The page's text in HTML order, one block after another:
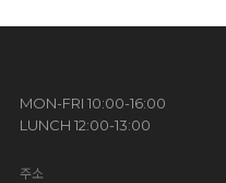
MON-FRI 10:00-16:00
LUNCH 12:00-13:00
주소